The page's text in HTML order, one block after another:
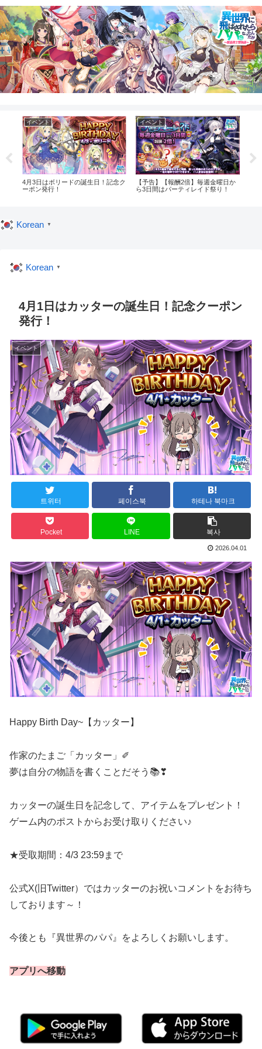
イベント
4月3日はボリードの誕生日！記念ク
ーポン発行！
イベント
【予告】【報酬2倍】毎週金曜日か
ら3日間はパーティレイド祭り！
Korean ▼
Korean ▼
4月1日はカッターの誕生日！記念クーポン
発行！
イベント
트위터 페이스북 하테나 북마크
Pocket LINE 복사
2026.04.01
Happy Birth Day~【カッター】
作家のたまご「カッター」✐
夢は自分の物語を書くことだそう📚❣
カッターの誕生日を記念して、アイテムをプレゼント！
ゲーム内のポストからお受け取りください♪
★受取期間：4/3 23:59まで
公式X(旧Twitter）ではカッターのお祝いコメントをお待ち
しております～！
今後とも『異世界のパパ』をよろしくお願いします。
アプリへ移動